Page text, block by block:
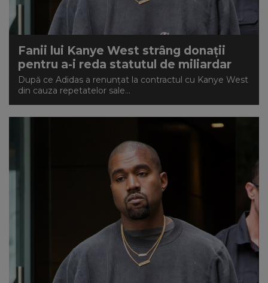
Fanii lui Kanye West strâng donații
pentru a-i reda statutul de miliardar
După ce Adidas a renunțat la contractul cu Kanye West
din cauza repetatelor sale...